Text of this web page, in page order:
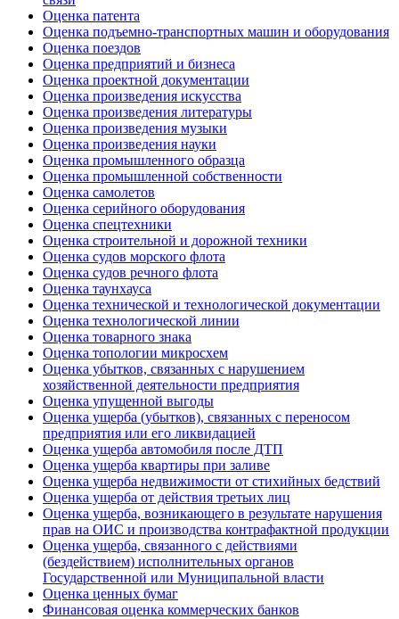
Оценка патента
Оценка подъемно-транспортных машин и оборудования
Оценка поездов
Оценка предприятий и бизнеса
Оценка проектной документации
Оценка произведения искусства
Оценка произведения литературы
Оценка произведения музыки
Оценка произведения науки
Оценка промышленного образца
Оценка промышленной собственности
Оценка самолетов
Оценка серийного оборудования
Оценка спецтехники
Оценка строительной и дорожной техники
Оценка судов морского флота
Оценка судов речного флота
Оценка таунхауса
Оценка технической и технологической документации
Оценка технологической линии
Оценка товарного знака
Оценка топологии микросхем
Оценка убытков, связанных с нарушением
хозяйственной деятельности предприятия
Оценка упущенной выгоды
Оценка ущерба (убытков), связанных с переносом
предприятия или его ликвидацией
Оценка ущерба автомобиля после ДТП
Оценка ущерба квартиры при заливе
Оценка ущерба недвижимости от стихийных бедствий
Оценка ущерба от действия третьих лиц
Оценка ущерба, возникающего в результате нарушения
прав на ОИС и производства контрафактной продукции
Оценка ущерба, связанного с действиями
(бездействием) исполнительных органов
Государственной или Муниципальной власти
Оценка ценных бумаг
Финансовая оценка коммерческих банков